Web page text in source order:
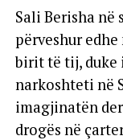
Sali Berisha
përveshur
birit të tij, duke
narkoshteti në
imagjinatën
drogës në